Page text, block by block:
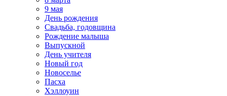
9 мая
День рождения
Свадьба, годовщина
Рождение малыша
Выпускной
День учителя
Новый год
Новоселье
Пасха
Хэллоуин